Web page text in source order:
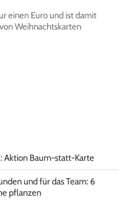
einen Euro und ist damit
Weihnachtskarten
Aktion Baum-statt-Karte
und für das Team: 6
pflanzen